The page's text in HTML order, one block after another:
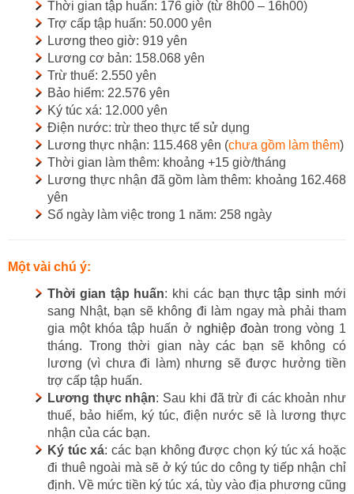
Thời gian tập huấn: 176 giờ (từ 8h00 – 16h00)
Trợ cấp tập huấn: 50.000 yên
Lương theo giờ: 919 yên
Lương cơ bản: 158.068 yên
Trừ thuế: 2.550 yên
Bảo hiểm: 22.576 yên
Ký túc xá: 12.000 yên
Điện nước: trừ theo thực tế sử dụng
Lương thực nhận: 115.468 yên (chưa gồm làm thêm)
Thời gian làm thêm: khoảng +15 giờ/tháng
Lương thực nhận đã gồm làm thêm: khoảng 162.468
yên
Số ngày làm việc trong 1 năm: 258 ngày
Một vài chú ý:
Thời gian tập huấn: khi các bạn thực tập sinh mới
sang Nhật, bạn sẽ không đi làm ngay mà phải tham
gia một khóa tập huấn ở nghiệp đoàn trong vòng 1
tháng. Trong thời gian này các bạn sẽ không có
lương (vì chưa đi làm) nhưng sẽ được hưởng tiền
trợ cấp tập huấn.
Lương thực nhận: Sau khi đã trừ đi các khoản như
thuế, bảo hiểm, ký túc, điện nước sẽ là lương thực
nhận của các bạn.
Ký túc xá: các bạn không được chọn ký túc xá hoặc
đi thuê ngoài mà sẽ ở ký túc do công ty tiếp nhận chỉ
định. Về mức tiền ký túc xá, tùy vào địa phương cũng